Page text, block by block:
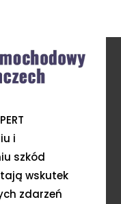
i
szkód
wskutek
zdarzeń